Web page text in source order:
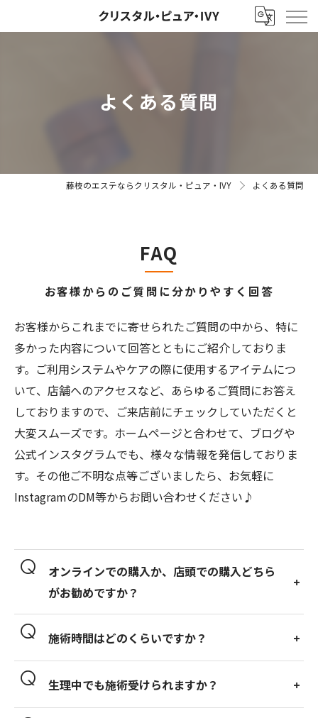
よくある質問
藤枝のエステならクリスタル・ピュア・IVY よくある質問
お客様からのご質問に分かりやすく回答
FAQ
お客様からこれまでに寄せられたご質問の中から、特に
多かった内容について回答とともにご紹介しておりま
す。ご利用システムやケアの際に使用するアイテムにつ
いて、店舗へのアクセスなど、あらゆるご質問にお答え
しておりますので、ご来店前にチェックしていただくと
大変スムーズです。ホームページと合わせて、ブログや
公式インスタグラムでも、様々な情報を発信しておりま
す。その他ご不明な点等ございましたら、お気軽に
InstagramのDM等からお問い合わせください♪
オンラインでの購入か、店頭での購入どちら
がお勧めですか？
施術時間はどのくらいですか？
生理中でも施術受けられますか？